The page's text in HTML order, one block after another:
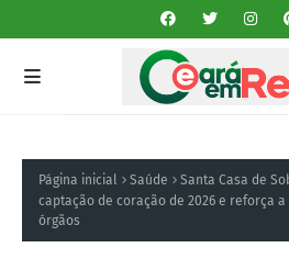
Página inicial Saúde
Santa Casa de
captação de coração de 2026 e reforça
órgãos